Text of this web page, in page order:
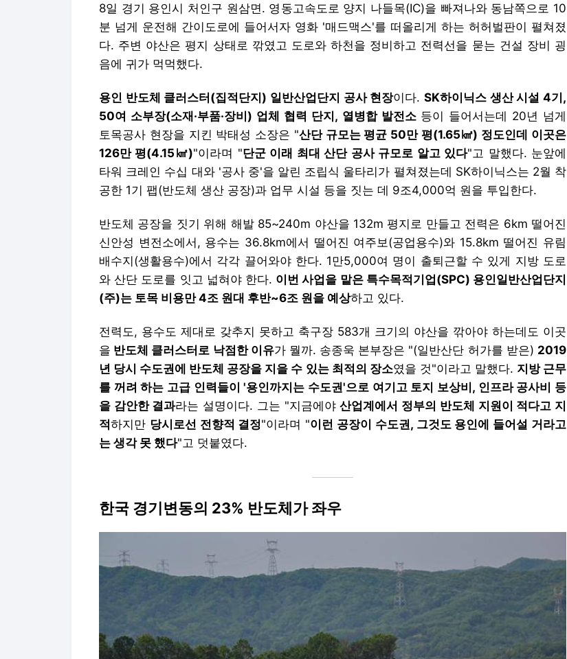
8일 경기 용인시 처인구 원삼면. 영동고속도로 양지 나들목(IC)을 빠져나와 동남쪽으로 10
분 넘게 운전해 간이도로에 들어서자 영화 '매드맥스'를 떠올리게 하는 허허벌판이 펼쳐졌
다. 주변 야산은 평지 상태로 깎였고 도로와 하천을 정비하고 전력선을 묻는 건설 장비 굉
음에 귀가 먹먹했다.
용인 반도체 클러스터(집적단지) 일반산업단지 공사 현장이다.SK하이닉스 생산 시설 4기,
50여 소부장(소재·부품·장비) 업체 협력 단지, 열병합 발전소 등이 들어서는데 20년 넘게
토목공사 현장을 지킨 박태성 소장은 "산단 규모는 평균 50만 평(1.65㎢) 정도인데 이곳은
126만 평(4.15㎢)"이라며 "단군 이래 최대 산단 공사 규모로 알고 있다"고 말했다. 눈앞에
타워 크레인 수십 대와 '공사 중'을 알린 조립식 울타리가 펼쳐졌는데 SK하이닉스는 2월 착
공한 1기 팹(반도체 생산 공장)과 업무 시설 등을 짓는 데 9조4,000억 원을 투입한다.
반도체 공장을 짓기 위해 해발 85~240m 야산을 132m 평지로 만들고 전력은 6km 떨어진
신안성 변전소에서, 용수는 36.8km에서 떨어진 여주보(공업용수)와 15.8km 떨어진 유림
배수지(생활용수)에서 각각 끌어와야 한다. 1만5,000여 명이 출퇴근할 수 있게 지방 도로
와 산단 도로를 잇고 넓혀야 한다. 이번사업을 맡은 특수목적기업(SPC) 용인일반산업단지
(주)는 토목 비용만 4조 원대 후반~6조 원을 예상하고 있다.
전력도, 용수도 제대로 갖추지 못하고 축구장 583개 크기의 야산을 깎아야 하는데도 이곳
을 반도체 클러스터로 낙점한 이유가 뭘까. 송종욱 본부장은 "(일반산단 허가를 받은) 2019
년 당시 수도권에 반도체 공장을 지을 수 있는 최적의 장소였을 것"이라고 말했다. 지방 근무
를 꺼려 하는 고급 인력들이 '용인까지는 수도권'으로 여기고 토지 보상비, 인프라 공사비 등
을 감안한 결과라는 설명이다. 그는 "지금에야산업계에서 정부의 반도체 지원이 적다고 지
적하지만 당시로선 전향적 결정"이라며 "이런 공장이 수도권, 그것도 용인에 들어설 거라고
는 생각 못 했다"고 덧붙였다.
한국 경기변동의 23% 반도체가 좌우